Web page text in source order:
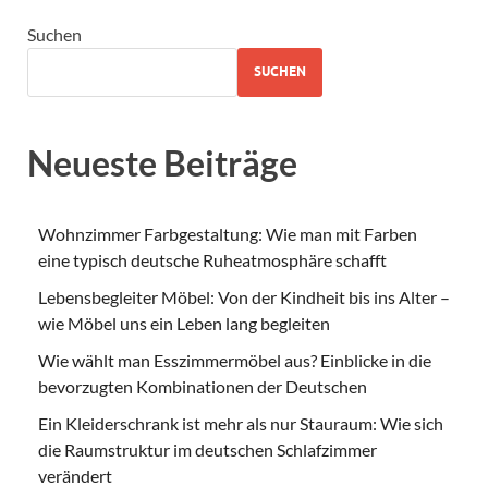
Suchen
SUCHEN
Neueste Beiträge
Wohnzimmer Farbgestaltung: Wie man mit Farben
eine typisch deutsche Ruheatmosphäre schafft
Lebensbegleiter Möbel: Von der Kindheit bis ins Alter –
wie Möbel uns ein Leben lang begleiten
Wie wählt man Esszimmermöbel aus? Einblicke in die
bevorzugten Kombinationen der Deutschen
Ein Kleiderschrank ist mehr als nur Stauraum: Wie sich
die Raumstruktur im deutschen Schlafzimmer
verändert